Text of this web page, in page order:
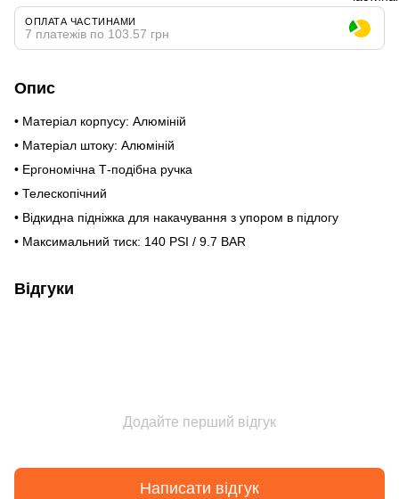
ОПЛАТА ЧАСТИНАМИ
7 платежів по 103.57 грн
Опис
• Матеріал корпусу: Алюміній
• Матеріал штоку: Алюміній
• Ергономічна Т-подібна ручка
• Телескопічний
• Відкидна підніжка для накачування з упором в підлогу
• Максимальний тиск: 140 PSI / 9.7 BAR
Відгуки
Додайте перший відгук
Написати відгук